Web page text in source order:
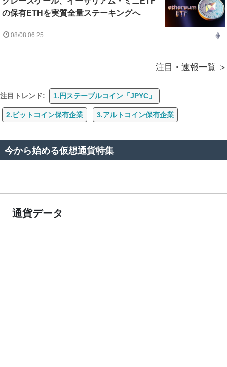
の保有ETHを実質全量ステーキングへ
08/08 06:25
注目・速報一覧
注目トレンド: 1.円ステーブルコイン「JPYC」
2.ビットコイン保有企業 3.アルトコイン保有企業
今から始める仮想通貨特集
通貨データ